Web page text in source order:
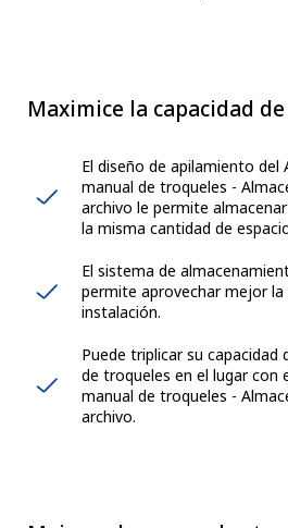
Maximice la capacidad
El diseño de apilamiento del
manual de troqueles -
archivo le permite
la misma cantidad de
El sistema de
permite aprovechar mejor la
instalación.
Puede triplicar su capacidad
de troqueles en el lugar con
manual de troqueles -
archivo.